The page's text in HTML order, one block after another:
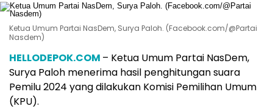
Ketua Umum Partai NasDem, Surya Paloh. (Facebook.com/@Partai
Nasdem)
HELLODEPOK.COM – Ketua Umum Partai NasDem,
Surya Paloh menerima hasil penghitungan suara
Pemilu 2024 yang dilakukan Komisi Pemilihan Umum
(KPU).